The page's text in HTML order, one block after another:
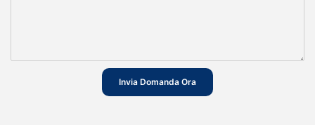
Invia Domanda Ora